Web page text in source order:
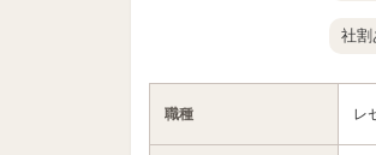
社割
職種 レ